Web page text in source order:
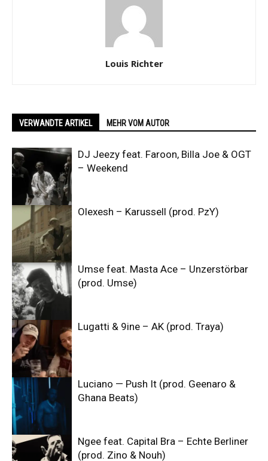
Louis Richter
VERWANDTE ARTIKEL MEHR VOM AUTOR
DJ Jeezy feat. Faroon, Billa Joe & OGT
– Weekend
Olexesh – Karussell (prod. PzY)
Umse feat. Masta Ace – Unzerstörbar
(prod. Umse)
Lugatti & 9ine – AK (prod. Traya)
Luciano — Push It (prod. Geenaro &
Ghana Beats)
Ngee feat. Capital Bra – Echte Berliner
(prod. Zino & Nouh)